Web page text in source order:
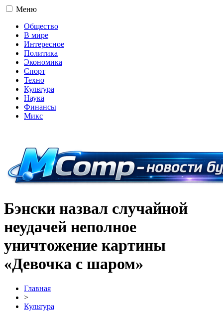
Меню
Общество
В мире
Интересное
Политика
Экономика
Спорт
Техно
Культура
Наука
Финансы
Микс
Бэнски назвал случайной
неудачей неполное
уничтожение картины
«Девочка с шаром»
Главная
>
Культура